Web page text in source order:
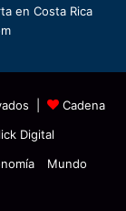
en Costa Rica
|
Cadena
Digital
Mundo